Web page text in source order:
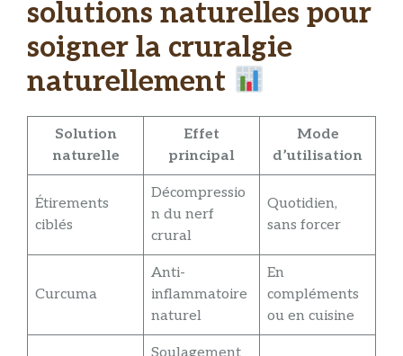
solutions naturelles pour
soigner la cruralgie
naturellement
Solution
naturelle
Effet
principal
Mode
d’utilisation
Étirements
ciblés
Décompressio
n du nerf
crural
Quotidien,
sans forcer
Curcuma
Anti-
inflammatoire
naturel
En
compléments
ou en cuisine